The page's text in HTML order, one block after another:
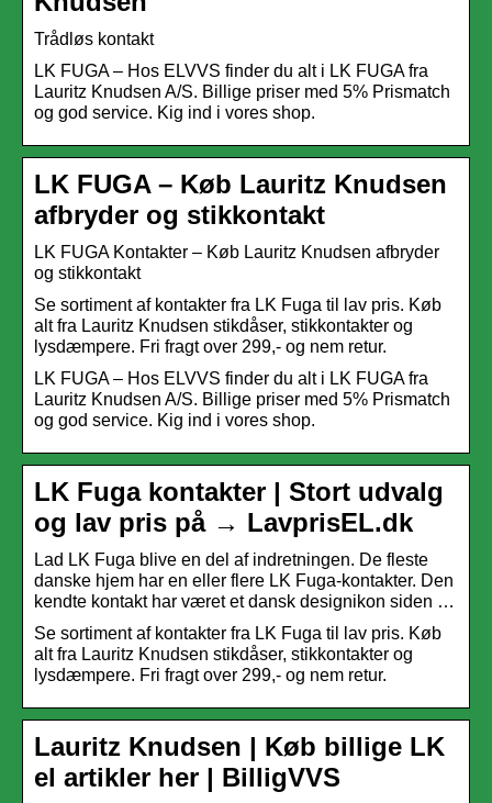
Trådløs kontakt
LK FUGA – Hos ELVVS finder du alt i LK FUGA fra
Lauritz Knudsen A/S. Billige priser med 5% Prismatch
og god service. Kig ind i vores shop.
LK FUGA – Køb Lauritz Knudsen
afbryder og stikkontakt
LK FUGA Kontakter – Køb Lauritz Knudsen afbryder
og stikkontakt
Se sortiment af kontakter fra LK Fuga til lav pris. Køb
alt fra Lauritz Knudsen stikdåser, stikkontakter og
lysdæmpere. Fri fragt over 299,- og nem retur.
LK FUGA – Hos ELVVS finder du alt i LK FUGA fra
Lauritz Knudsen A/S. Billige priser med 5% Prismatch
og god service. Kig ind i vores shop.
LK Fuga kontakter | Stort udvalg
og lav pris på → LavprisEL.dk
Lad LK Fuga blive en del af indretningen. De fleste
danske hjem har en eller flere LK Fuga-kontakter. Den
kendte kontakt har været et dansk designikon siden …
Se sortiment af kontakter fra LK Fuga til lav pris. Køb
alt fra Lauritz Knudsen stikdåser, stikkontakter og
lysdæmpere. Fri fragt over 299,- og nem retur.
Lauritz Knudsen | Køb billige LK
el artikler her | BilligVVS